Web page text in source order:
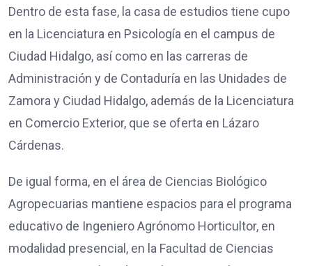
Dentro de esta fase, la casa de estudios tiene cupo
en la Licenciatura en Psicología en el campus de
Ciudad Hidalgo, así como en las carreras de
Administración y de Contaduría en las Unidades de
Zamora y Ciudad Hidalgo, además de la Licenciatura
en Comercio Exterior, que se oferta en Lázaro
Cárdenas.
De igual forma, en el área de Ciencias Biológico
Agropecuarias mantiene espacios para el programa
educativo de Ingeniero Agrónomo Horticultor, en
modalidad presencial, en la Facultad de Ciencias